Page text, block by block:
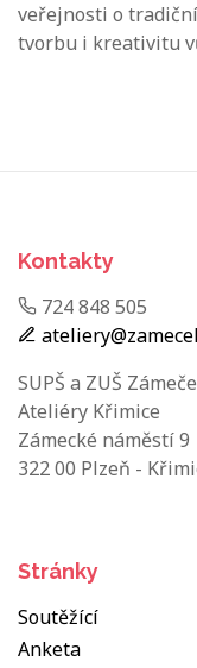
veřejnosti o
tvorbu i kreativitu
Kontakty
724 848 505
SUPŠ a ZUŠ
Ateliéry Křimice
Zámecké náměstí 9
322 00 Plzeň -
Stránky
Soutěžící
Anketa